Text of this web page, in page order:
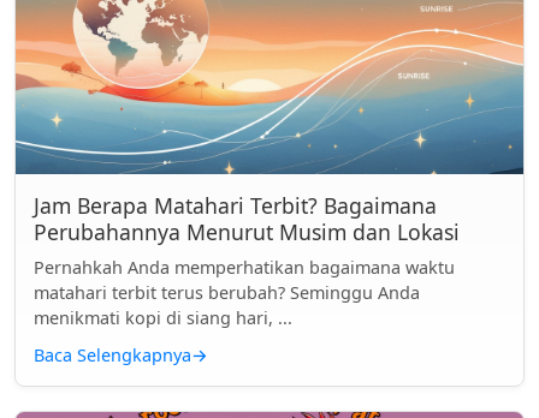
Jam Berapa Matahari Terbit? Bagaimana
Perubahannya Menurut Musim dan Lokasi
Pernahkah Anda memperhatikan bagaimana waktu
matahari terbit terus berubah? Seminggu Anda
menikmati kopi di siang hari, ...
Baca Selengkapnya→